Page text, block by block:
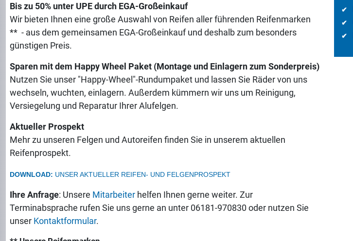
Bis zu 50% unter UPE durch EGA-Großeinkauf
Wir bieten Ihnen eine große Auswahl von Reifen aller führenden Reifenmarken
** - aus dem gemeinsamen EGA-Großeinkauf und deshalb zum besonders
günstigen Preis.
Sparen mit dem Happy Wheel Paket (Montage und Einlagern zum Sonderpreis)
Nutzen Sie unser "Happy-Wheel"-Rundumpaket und lassen Sie Räder von uns
wechseln, wuchten, einlagern. Außerdem kümmern wir uns um Reinigung,
Versiegelung und Reparatur Ihrer Alufelgen.
Aktueller Prospekt
Mehr zu unseren Felgen und Autoreifen finden Sie in unserem aktuellen
Reifenprospekt.
DOWNLOAD: UNSER AKTUELLER REIFEN- UND FELGENPROSPEKT
Ihre Anfrage: Unsere Mitarbeiter helfen Ihnen gerne weiter. Zur
Terminabsprache rufen Sie uns gerne an unter 06181-970830 oder nutzen Sie
unser Kontaktformular.
✔
✔
✔